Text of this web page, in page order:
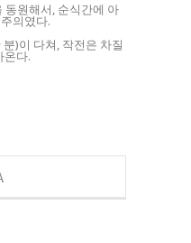
동원해서, 순식간에 아
의였다.
)이 다쳐, 작전은 차질
온다.